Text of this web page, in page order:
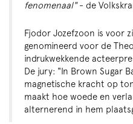
fenomenaal"- de
Fjodor Jozefzoon is voor
genomineerd voor de
indrukwekkende
De jury: "In Brown Sugar
magnetische kracht op
maakt hoe woede en
alternerend in hem